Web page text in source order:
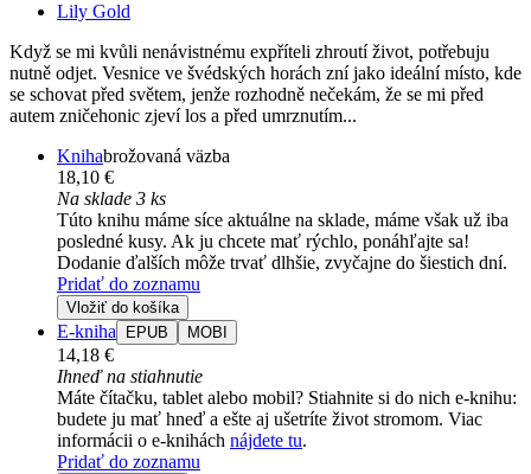
Lily Gold
Když se mi kvůli nenávistnému expříteli zhroutí život, potřebuju
nutně odjet. Vesnice ve švédských horách zní jako ideální místo, kde
se schovat před světem, jenže rozhodně nečekám, že se mi před
autem zničehonic zjeví los a před umrznutím...
Knihabrožovaná väzba
18,10 €
Na sklade 3 ks
Túto knihu máme síce aktuálne na sklade, máme však už iba
posledné kusy. Ak ju chcete mať rýchlo, ponáhľajte sa!
Dodanie ďalších môže trvať dlhšie, zvyčajne do šiestich dní.
Pridať do zoznamu
Vložiť do košíka
E-kniha EPUB MOBI
14,18 €
Ihneď na stiahnutie
Máte čítačku, tablet alebo mobil? Stiahnite si do nich e-knihu:
budete ju mať hneď a ešte aj ušetríte život stromom. Viac
informácii o e-knihách nájdete tu.
Pridať do zoznamu